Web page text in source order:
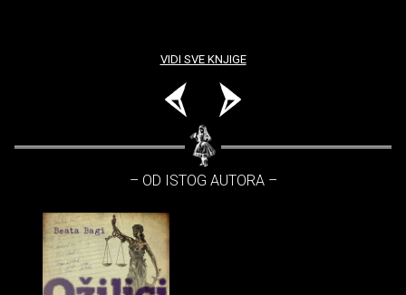
VIDI SVE KNJIGE
– OD ISTOG AUTORA –